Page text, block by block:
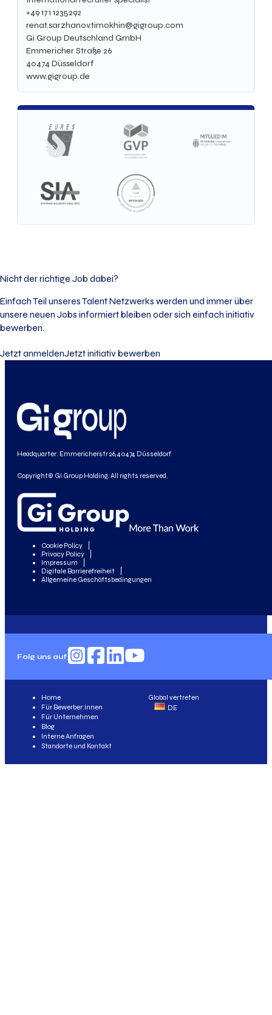
+49 171 1235292
renat.sarzhanov.timokhin@gigroup.com
Gi Group Deutschland GmbH
Emmericher Straße 26
40474Düsseldorf
www.gigroup.de
Nicht der richtige Job dabei?
Einfach Teil unseres Talent Netzwerks werden und immer über
unsere neuen Jobs informiert bleiben oder sich einfach initiativ
bewerben.
Jetzt anmeldenJetzt initiativ bewerben
Headquarter: Emmericherstr 26, 40474 Düsseldorf
Copyright© Gi Group Holding. All rights reserved.
Cookie Policy
Privacy Policy
Impressum
Digitale Barrierefreiheit
Allgemeine Geschäftsbedingungen
Folg uns auf
Global vertreten
DE
Home
Für Bewerber:innen
Für Unternehmen
Blog
Interne Anfragen
Standorte und Kontakt